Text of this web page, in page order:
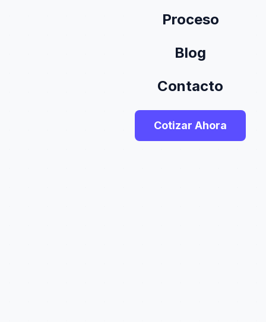
Proceso
Blog
Contacto
Cotizar Ahora